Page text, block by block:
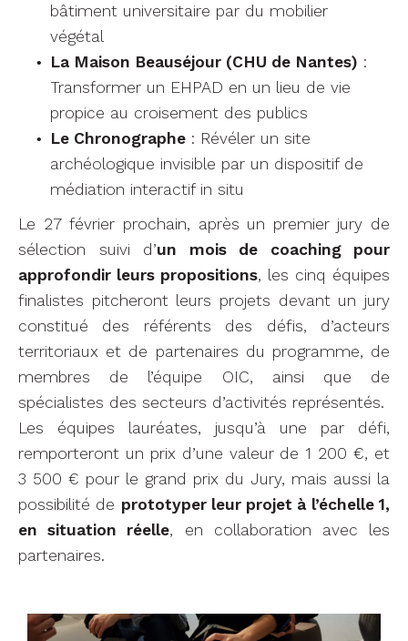
bâtiment universitaire par du mobilier
végétal
La Maison Beauséjour (CHU de Nantes) :
Transformer un EHPAD en un lieu de vie
propice au croisement des publics
Le Chronographe : Révéler un site
archéologique invisible par un dispositif de
médiation interactif in situ
Le 27 février prochain, après un premier jury de
sélection suivi d’un mois de coaching pour
approfondir leurs propositions, les cinq équipes
finalistes pitcheront leurs projets devant un jury
constitué des référents des défis, d’acteurs
territoriaux et de partenaires du programme, de
membres de l’équipe OIC, ainsi que de
spécialistes des secteurs d’activités représentés.
Les équipes lauréates, jusqu’à une par défi,
remporteront un prix d’une valeur de 1 200 €, et
3 500 € pour le grand prix du Jury, mais aussi la
possibilité de prototyper leur projet à l’échelle 1,
en situation réelle, en collaboration avec les
partenaires.